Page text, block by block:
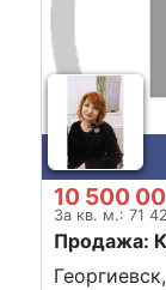
10 500
За кв. м.: 71
Продажа: